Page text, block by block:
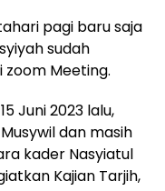
pagi baru saja
sudah
Meeting.
Juni 2023 lalu,
dan masih
kader Nasyiatul
Kajian Tarjih,